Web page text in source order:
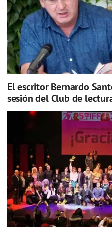
El escritor Bernardo
sesión del Club de